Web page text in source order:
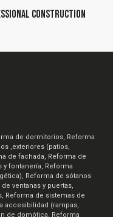
CONSTRUCTION
de dormitorios, Reforma
,exteriores (patios,
de fachada, Reforma de
fontanería, Reforma
Reforma de sótanos
ventanas y puertas,
Reforma de sistemas de
accesibilidad (rampas,
de domótica, Reforma